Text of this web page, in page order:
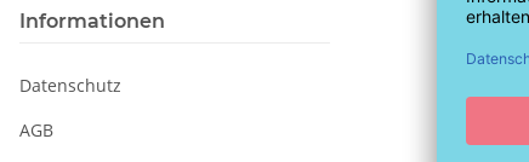
Informationen
Datenschutz
AGB